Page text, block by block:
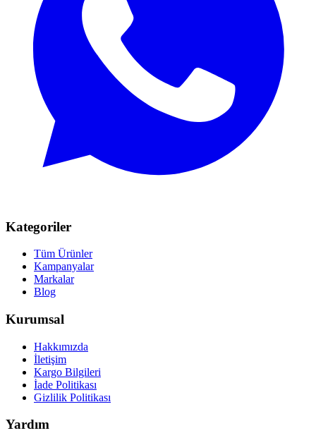
Kategoriler
Tüm Ürünler
Kampanyalar
Markalar
Blog
Kurumsal
Hakkımızda
İletişim
Kargo Bilgileri
İade Politikası
Gizlilik Politikası
Yardım